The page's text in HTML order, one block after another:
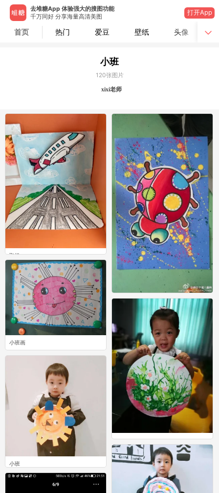
去堆糖App 体验强大的搜图功能
千万同好 分享海量高清美图
打开App
首页 热门 爱豆 壁纸 头像
小班
120张图片
xixi老师
飞机
8
瓢虫
小班画
1
。
2
小班
0